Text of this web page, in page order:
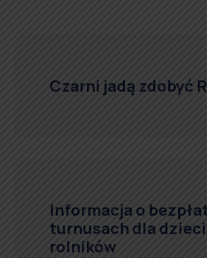
Czarni jadą zdobyć
Informacja o
turnusach dla dzieci
rolników